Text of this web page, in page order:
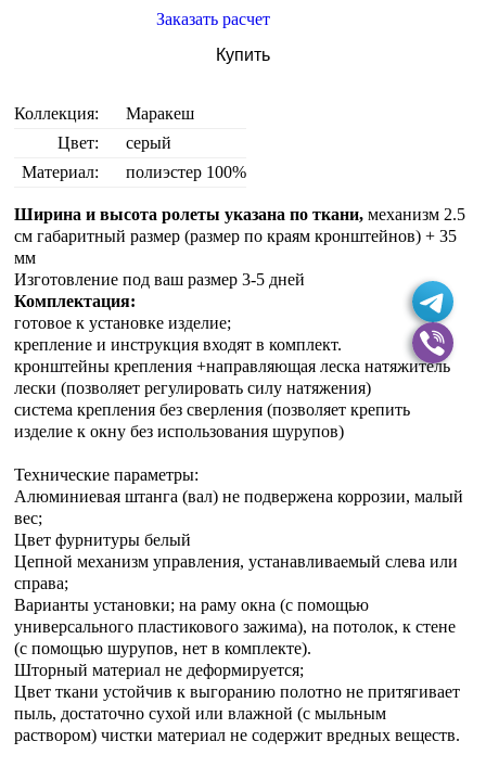
Заказать расчет
Купить
Коллекция:
Маракеш
Цвет:
серый
Материал:
полиэстер 100%
Ширина и высота ролеты указана по ткани,механизм 2.5
см габаритный размер (размер по краям кронштейнов) + 35
мм
Изготовление под ваш размер 3-5 дней
Комплектация:
готовое к установке изделие;
крепление и инструкция входят в комплект.
кронштейны крепления +направляющая леска натяжитель
лески (позволяет регулировать силу натяжения)
система крепления без сверления (позволяет крепить
изделие к окну без использования шурупов)
Технические параметры:
Алюминиевая штанга (вал) не подвержена коррозии, малый
вес;
Цвет фурнитуры белый
Цепной механизм управления, устанавливаемый слева или
справа;
Варианты установки; на раму окна (с помощью
универсального пластикового зажима), на потолок, к стене
(с помощью шурупов, нет в комплекте).
Шторный материал не деформируется;
Цвет ткани устойчив к выгоранию полотно не притягивает
пыль, достаточно сухой или влажной (с мыльным
раствором) чистки материал не содержит вредных веществ.